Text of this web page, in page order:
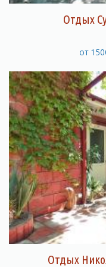
Отдых
от
Отдых